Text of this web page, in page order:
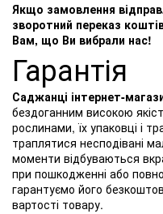
Якщо замовлення
зворотний переказ
Вам, що Ви вибрали нас!
Гарантія
Саджанці інтернет-
бездоганним високою
рослинами, їх упаковці і
траплятися несподівані
моменти відбуваються
при пошкодженні або
гарантуємо його
вартості товару.